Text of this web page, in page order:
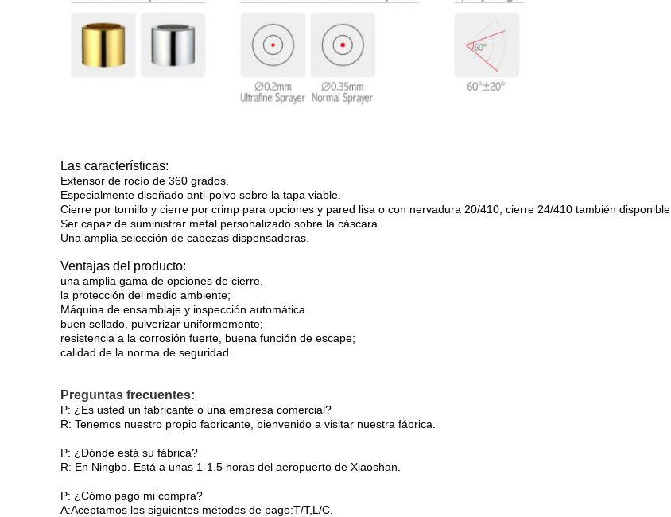
Las características:
Extensor de rocío de 360 grados.
Especialmente diseñado anti-polvo sobre la tapa viable.
Cierre por tornillo y cierre por crimp para opciones y pared lisa o con nervadura 20/410, cierre 24/410 también disponible.
Ser capaz de suministrar metal personalizado sobre la cáscara.
Una amplia selección de cabezas dispensadoras.
Ventajas del producto:
una amplia gama de opciones de cierre,
la protección del medio ambiente;
Máquina de ensamblaje y inspección automática.
buen sellado, pulverizar uniformemente;
resistencia a la corrosión fuerte, buena función de escape;
calidad de la norma de seguridad.
Preguntas frecuentes:
P: ¿Es usted un fabricante o una empresa comercial?
R: Tenemos nuestro propio fabricante, bienvenido a visitar nuestra fábrica.
P: ¿Dónde está su fábrica?
R: En Ningbo. Está a unas 1-1.5 horas del aeropuerto de Xiaoshan.
P: ¿Cómo pago mi compra?
A:Aceptamos los siguientes métodos de pago:T/T,L/C.